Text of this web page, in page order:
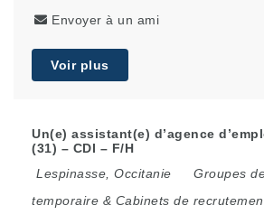
Envoyer à un ami
Voir plus
Un(e) assistant(e) d’agence
(31) – CDI – F/H
Lespinasse Occitanie
Groupes
temporaire & Cabinets de